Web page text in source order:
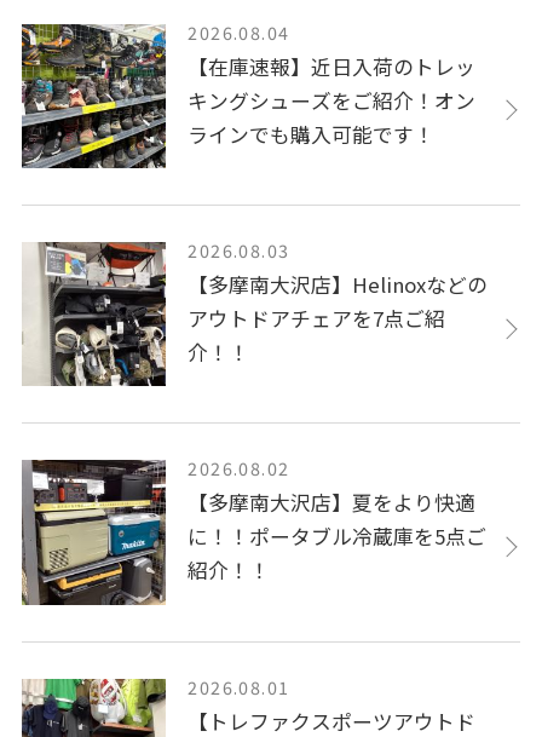
【在庫速報】近日入荷のトレッ
キングシューズをご紹介！オン
ラインでも購入可能です！
2026.08.04
【多摩南大沢店】Helinoxなどの
アウトドアチェアを7点ご紹
介！！
2026.08.03
【多摩南大沢店】夏をより快適
に！！ポータブル冷蔵庫を5点ご
紹介！！
2026.08.02
【トレファクスポーツアウトド
2026.08.01